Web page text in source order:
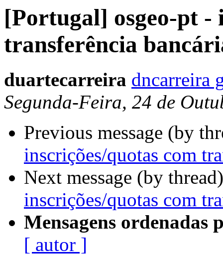
[Portugal] osgeo-pt -
transferência
duartecarreira dncarreira
Segunda-Feira, 24 de
Previous message (by
inscrições/quotas com
Next message (by
inscrições/quotas com
Mensagens ordenadas
[ autor ]